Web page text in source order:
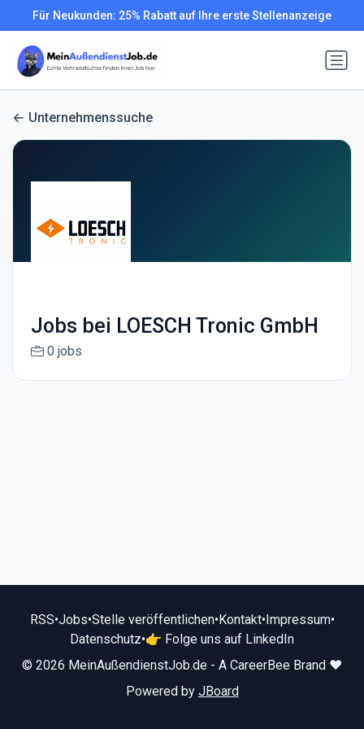
Für Neukunden: 25% Rabatt auf Ihre erste Stellenanzeige
Unternehmenssuche
Jobs bei LOESCH Tronic GmbH
0 jobs
RSS•Jobs•Stelle veröffentlichen•Kontakt•Impressum•
Datenschutz•👉 Folge uns auf LinkedIn
© 2026 MeinAußendienstJob.de - A CareerBee Brand ❤️
Powered by JBoard